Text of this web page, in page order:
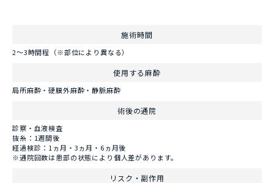
施術時間
2～3時間程（※部位により異なる）
使用する麻酔
局所麻酔・硬膜外麻酔・静脈麻酔
術後の通院
診察・血液検査
抜糸：1週間後
経過検診：1ヵ月・3ヵ月・6ヵ月後
※通院回数は患部の状態により個人差があります。
リスク・副作用